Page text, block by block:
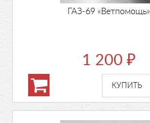
ГАЗ-69 «Ветпомощь»
1 200 ₽